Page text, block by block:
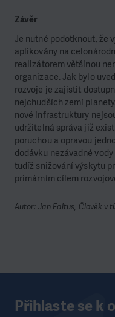
Závěr
Je nutné podotknout, že
aplikovány na
realizátorem většinou
organizace. Jak bylo
rozvoje je zajistit
nejchudších zemí
nové infrastruktury
udržitelná správa již
poruchou a opravou
dodávku nezávadné
tudíž snižování výskytu
primárním cílem
Autor: Jan Faltus, Člověk v
Přihlaste se k